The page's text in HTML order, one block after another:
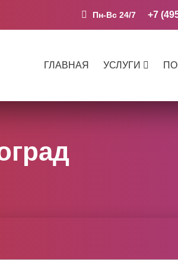
Пн-Вс 24/7 +7
ГЛАВНАЯ УСЛУГИ